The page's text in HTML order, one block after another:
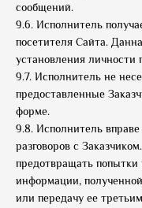
сообщений.
9.6. Исполнитель
посетителя Сайта.
установления личности
9.7. Исполнитель не
предоставленные
форме.
9.8. Исполнитель
разговоров с
предотвращать попытки
информации,
или передачу ее